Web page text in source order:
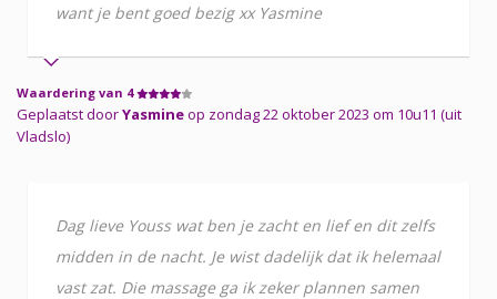
want je bent goed bezig xx Yasmine
Waardering van 4
Geplaatst doorYasmineop zondag 22 oktober 2023 om 10u11 (uit
Vladslo)
Dag lieve Youss wat ben je zacht en lief en dit zelfs
midden in de nacht. Je wist dadelijk dat ik helemaal
vast zat. Die massage ga ik zeker plannen samen